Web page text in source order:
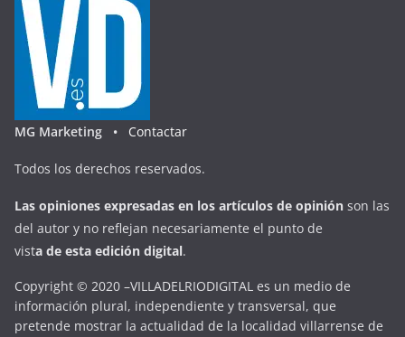
MG Marketing • Contactar
Todos los derechos reservados.
Las opiniones expresadas en los artículos de opinión son las
del autor y no reflejan necesariamente el punto de
vista de esta edición digital.
Copyright © 2020 –VILLADELRIODIGITAL es un medio de
información plural, independiente y transversal, que
pretende mostrar la actualidad de la localidad villarrense de